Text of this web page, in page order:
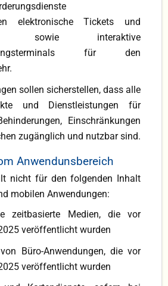
elektronische Tickets und
sowie interaktive
für den
sollen sicherstellen, dass alle
und Dienstleistungen für
Einschränkungen
zugänglich und nutzbar sind.
Anwendunsbereich
nicht für den folgenden Inhalt
mobilen Anwendungen:
zeitbasierte Medien, die vor
veröffentlicht wurden
Büro-Anwendungen, die vor
veröffentlicht wurden